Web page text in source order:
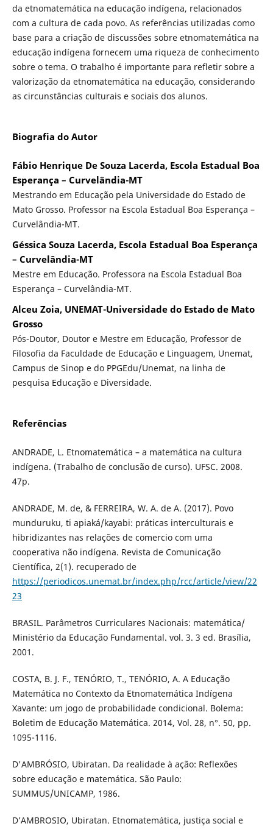
da etnomatemática na educação indígena, relacionados
com a cultura de cada povo. As referências utilizadas como
base para a criação de discussões sobre etnomatemática na
educação indígena fornecem uma riqueza de conhecimento
sobre o tema. O trabalho é importante para refletir sobre a
valorização da etnomatemática na educação, considerando
as circunstâncias culturais e sociais dos alunos.
Biografia do Autor
Fábio Henrique De Souza Lacerda, Escola Estadual Boa
Esperança – Curvelândia-MT
Mestrando em Educação pela Universidade do Estado de
Mato Grosso. Professor na Escola Estadual Boa Esperança –
Curvelândia-MT.
Géssica Souza Lacerda, Escola Estadual Boa Esperança
– Curvelândia-MT
Mestre em Educação. Professora na Escola Estadual Boa
Esperança – Curvelândia-MT.
Alceu Zoia, UNEMAT-Universidade do Estado de Mato
Grosso
Pós-Doutor, Doutor e Mestre em Educação, Professor de
Filosofia da Faculdade de Educação e Linguagem, Unemat,
Campus de Sinop e do PPGEdu/Unemat, na linha de
pesquisa Educação e Diversidade.
Referências
ANDRADE, L. Etnomatemática – a matemática na cultura
indígena. (Trabalho de conclusão de curso). UFSC. 2008.
47p.
ANDRADE, M. de, & FERREIRA, W. A. de A. (2017). Povo
munduruku, ti apiaká/kayabi: práticas interculturais e
hibridizantes nas relações de comercio com uma
cooperativa não indígena. Revista de Comunicação
Científica, 2(1). recuperado de
https://periodicos.unemat.br/index.php/rcc/article/view/22
23
BRASIL. Parâmetros Curriculares Nacionais: matemática/
Ministério da Educação Fundamental. vol. 3. 3 ed. Brasília,
2001.
COSTA, B. J. F., TENÓRIO, T., TENÓRIO, A. A Educação
Matemática no Contexto da Etnomatemática Indígena
Xavante: um jogo de probabilidade condicional. Bolema:
Boletim de Educação Matemática. 2014, Vol. 28, n°. 50, pp.
1095-1116.
D'AMBRÓSIO, Ubiratan. Da realidade à ação: Reflexões
sobre educação e matemática. São Paulo:
SUMMUS/UNICAMP, 1986.
D’AMBROSIO, Ubiratan. Etnomatemática, justiça social e